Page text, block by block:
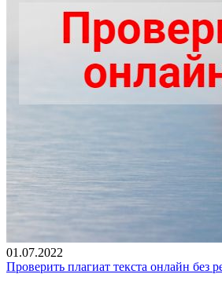
01.07.2022
Проверить плагиат текста онлайн без